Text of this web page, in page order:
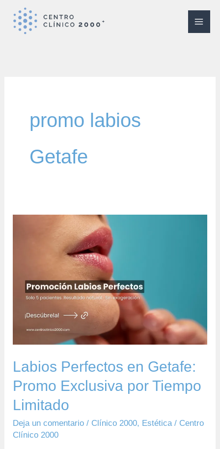
promo labios
Getafe
Labios Perfectos en Getafe:
Promo Exclusiva por Tiempo
Limitado
Deja un comentario / Clínico 2000, Estética/ Centro
Clínico 2000
Promo
Exclusiva
Tiempo
Limitado